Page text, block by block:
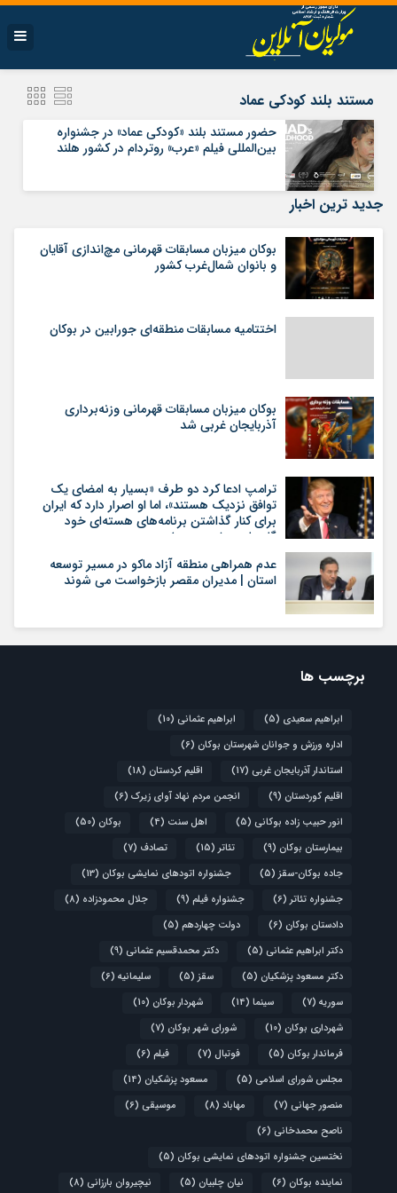
مستند بلند کودکی عماد
حضور مستند بلند «کودکی عماد» در جشنواره
بین‌المللی فیلم «عرب» روتردام در کشور هلند
جدید ترین اخبار
بوکان میزبان مسابقات قهرمانی مچ‌اندازی آقایان
و بانوان شمال‌غرب کشور
اختتامیه مسابقات منطقه‌ای جورابین در بوکان
بوکان میزبان مسابقات قهرمانی وزنه‌برداری
آذربایجان غربی شد
ترامپ ادعا کرد دو طرف «بسیار به امضای یک
توافق نزدیک هستند»، اما او اصرار دارد که ایران
برای کنار گذاشتن برنامه‌های هسته‌ای خود
گام‌های بیشتری بردارد
عدم همراهی منطقه آزاد ماکو در مسیر توسعه
استان | مدیران مقصر بازخواست می شوند
برچسب ها
ابراهیم سعیدی (5) ابراهیم عثمانی (10)
اداره ورزش و جوانان شهرستان بوکان (6)
استاندار آذربایجان غربی (17) اقلیم کردستان (18)
اقلیم کوردستان (9) انجمن مردم نهاد آوای زیرک (6)
انور حبیب زاده بوکانی (5) اهل سنت (4) بوکان (50)
بیمارستان بوکان (9) تئاتر (15) تصادف (7)
جاده بوکان-سقز (5) جشنواره اتودهای نمایشی بوکان (13)
جشنواره تئاتر (6) جشنواره فیلم (9) جلال محمودزاده (8)
دادستان بوکان (6) دولت چهاردهم (5)
دکتر ابراهیم عثمانی (5) دکتر محمدقسیم عثمانی (9)
دکتر مسعود پزشکیان (5) سقز (5) سلیمانیه (6)
سوریه (7) سینما (14) شهردار بوکان (10)
شهرداری بوکان (10) شورای شهر بوکان (7)
فرماندار بوکان (5) فوتبال (7) فیلم (6)
مجلس شورای اسلامی (5) مسعود پزشکیان (14)
منصور جهانی (7) مهاباد (8) موسیقی (6)
ناصح محمدخانی (6)
نختسین جشنواره اتودهای نمایشی بوکان (5)
نماینده بوکان (6) نیان چلبیان (5) نیچیروان بارزانی (8)